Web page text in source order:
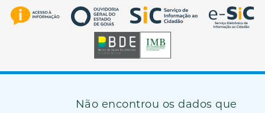
Não encontrou os dados que